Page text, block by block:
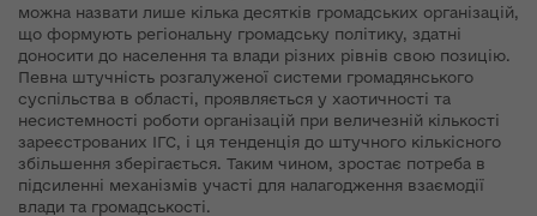
можна назвати лише кілька десятків громадських організацій,
що формують регіональну громадську політику, здатні
доносити до населення та влади різних рівнів свою позицію.
Певна штучність розгалуженої системи громадянського
суспільства в області, проявляється у хаотичності та
несистемності роботи організацій при величезній кількості
зареєстрованих ІГС, і ця тенденція до штучного кількісного
збільшення зберігається. Таким чином, зростає потреба в
підсиленні механізмів участі для налагодження взаємодії
влади та громадськості.